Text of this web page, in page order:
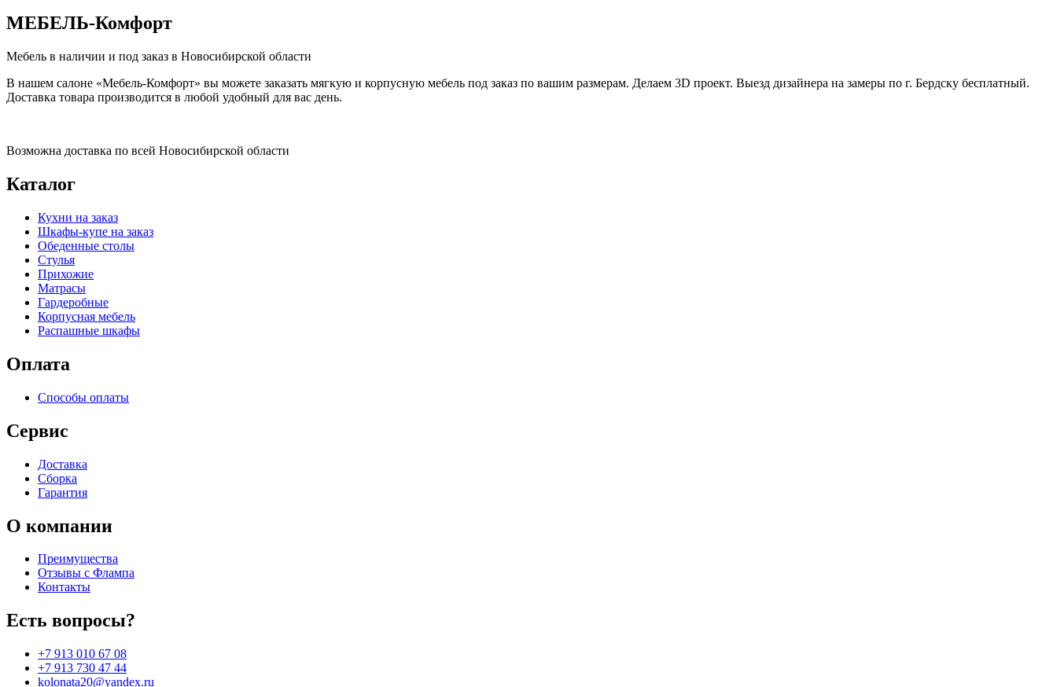
МЕБЕЛЬ-Комфорт
Мебель в наличии и под заказ в Новосибирской области
В нашем салоне «Мебель-Комфорт» вы можете заказать мягкую и корпусную мебель под заказ по вашим размерам. Делаем 3D проект. Выезд дизайнера на замеры по г. Бердску бесплатный.
Доставка товара производится в любой удобный для вас день.
Возможна доставка по всей Новосибирской области
Каталог
Кухни на заказ
Шкафы-купе на заказ
Обеденные столы
Стулья
Прихожие
Матрасы
Гардеробные
Корпусная мебель
Распашные шкафы
Оплата
Способы оплаты
Сервис
Доставка
Сборка
Гарантия
О компании
Преимущества
Отзывы c Флампа
Контакты
Есть вопросы?
+7 913 010 67 08
+7 913 730 47 44
kolonata20@yandex.ru